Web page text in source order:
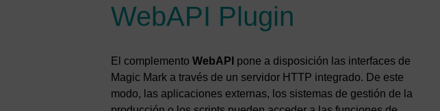
WebAPI Plugin
El complemento WebAPI pone a disposición las interfaces de
Magic Mark a través de un servidor HTTP integrado. De este
modo, las aplicaciones externas, los sistemas de gestión de la